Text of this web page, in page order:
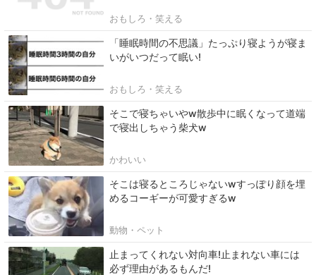
おもしろ・笑える
「睡眠時間の不思議」たっぷり寝ようが寝ま
いがいつだって眠い!
おもしろ・笑える
そこで寝ちゃいやw散歩中に眠くなって道端
で寝出しちゃう柴犬w
かわいい
そこは寝るところじゃないwすっぽり顔を埋
めるコーギーが可愛すぎるw
動物・ペット
止まってくれない対向車!止まれない車には
必ず理由があるもんだ!